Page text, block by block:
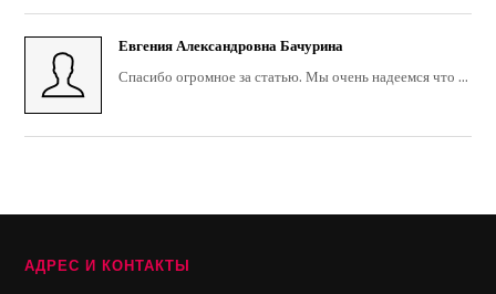
Евгения Александровна Бачурина
Спасибо огромное за статью. Мы очень надеемся что ...
АДРЕС И КОНТАКТЫ